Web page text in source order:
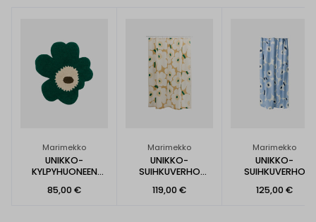
Marimekko
UNIKKO-
KYLPYHUONEEN
85,00 €
Marimekko
UNIKKO-
SUIHKUVERHO
119,00 €
Marimekko
UNIKKO-
SUIHKUVERHO
125,00 €